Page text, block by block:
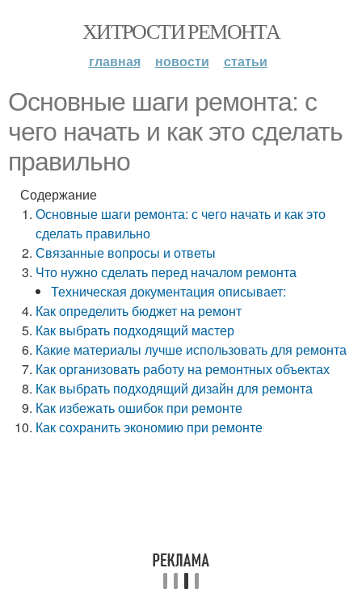
ХИТРОСТИ РЕМОНТА
главная новости статьи
Основные шаги ремонта: с
чего начать и как это сделать
правильно
Содержание
Основные шаги ремонта: с чего начать и как это
сделать правильно
Связанные вопросы и ответы
Что нужно сделать перед началом ремонта
Техническая документация описывает:
Как определить бюджет на ремонт
Как выбрать подходящий мастер
Какие материалы лучше использовать для ремонта
Как организовать работу на ремонтных объектах
Как выбрать подходящий дизайн для ремонта
Как избежать ошибок при ремонте
Как сохранить экономию при ремонте